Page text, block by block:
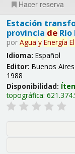
Hacer reserva
Estación
provincia deRío
por Agua y Energía
Idioma: Español
Editor: Buenos Aires:
1988
Disponibilidad:
topográfica: